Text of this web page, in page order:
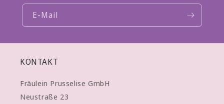
E-Mail
KONTAKT
Fräulein Prusselise GmbH
Neustraße 23